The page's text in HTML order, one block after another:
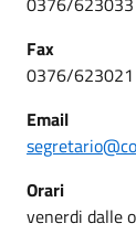
Fax
0376/623021
Email
Orari
venerdi dalle